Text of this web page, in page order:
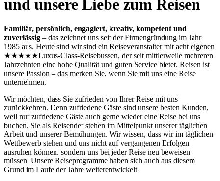
und unsere Liebe zum Reisen
Familiär, persönlich, engagiert, kreativ, kompetent und
zuverlässig – das zeichnet uns seit der Firmengründung im Jahr
1985 aus. Heute sind wir sind ein Reiseveranstalter mit acht eigenen
★★★★★Luxus-Class-Reisebussen, der seit mittlerweile mehreren
Jahrzehnten eine hohe Qualität und guten Service bietet. Reisen ist
unsere Passion – das merken Sie, wenn Sie mit uns eine Reise
unternehmen.
Wir möchten, dass Sie zufrieden von Ihrer Reise mit uns
zurückkehren. Denn zufriedene Gäste sind unsere besten Kunden,
weil nur zufriedene Gäste auch gerne wieder eine Reise bei uns
buchen. Sie als Reisender stehen im Mittelpunkt unserer täglichen
Arbeit und unserer Bemühungen. Wir wissen, dass wir im täglichen
Wettbewerb stehen und uns nicht auf vergangenen Erfolgen
ausruhen können, sondern uns bei jeder Reise neu beweisen
müssen. Unsere Reiseprogramme haben sich auch aus diesem
Grund im Laufe der Jahre weiterentwickelt.